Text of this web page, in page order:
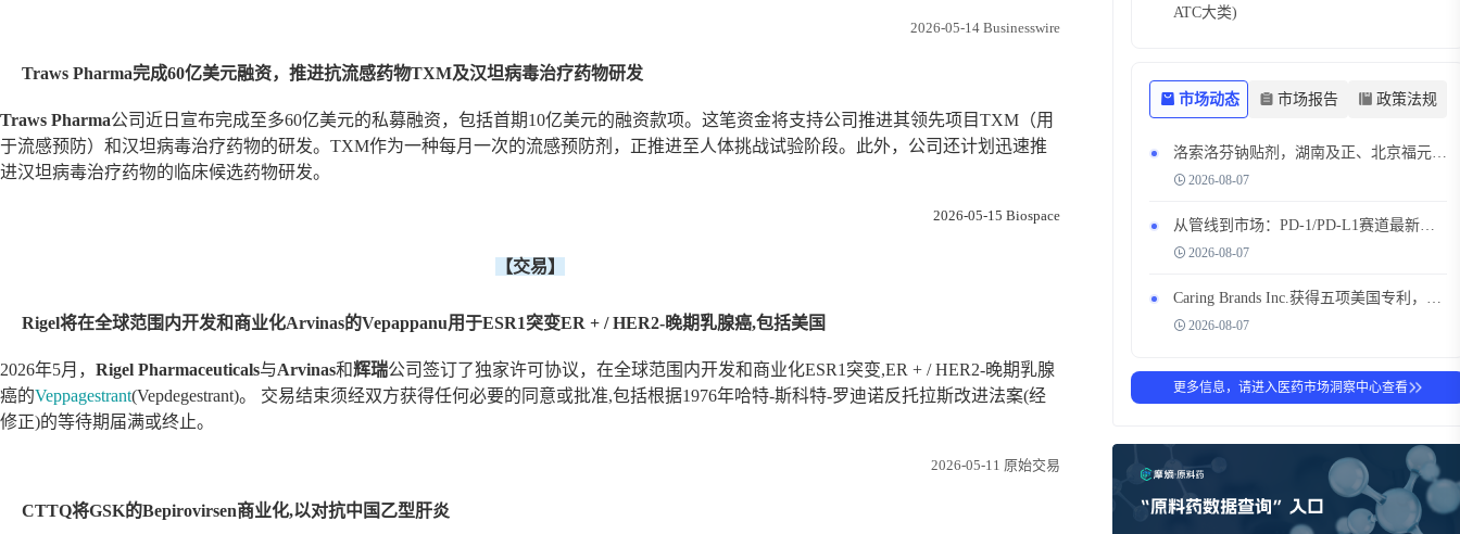
2026-05-14 Businesswire
Traws Pharma完成60亿美元融资，推进抗流感药物TXM及汉坦病毒治疗药物研发
Traws Pharma公司近日宣布完成至多60亿美元的私募融资，包括首期10亿美元的融资款项。这笔资金将支持公司推进其领先项目TXM（用
于流感预防）和汉坦病毒治疗药物的研发。TXM作为一种每月一次的流感预防剂，正推进至人体挑战试验阶段。此外，公司还计划迅速推
进汉坦病毒治疗药物的临床候选药物研发。
2026-05-15 Biospace
【交易】
Rigel将在全球范围内开发和商业化Arvinas的Vepappanu用于ESR1突变ER + / HER2-晚期乳腺癌,包括美国
2026年5月， Rigel Pharmaceuticals与Arvinas和辉瑞公司签订了独家许可协议，在全球范围内开发和商业化ESR1突变,ER + / HER2-晚期乳腺
癌的Veppagestrant(Vepdegestrant)。 交易结束须经双方获得任何必要的同意或批准,包括根据1976年哈特-斯科特-罗迪诺反托拉斯改进法案(经
修正)的等待期届满或终止。
2026-05-11 原始交易
CTTQ将GSK的Bepirovirsen商业化,以对抗中国乙型肝炎
ATC大类)
市场动态 市场报告 政策法规
2026-08-07
2026-08-07
2026-08-07
更多信息，请进入医药市场洞察中心查看